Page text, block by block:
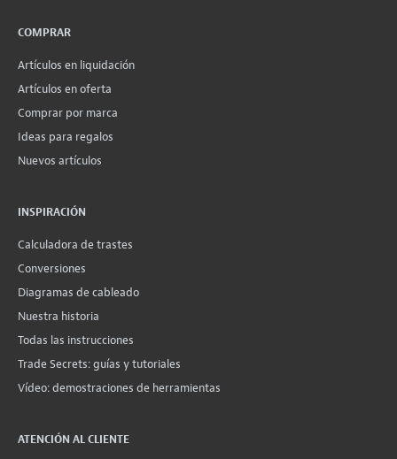
COMPRAR
Artículos en liquidación
Artículos en oferta
Comprar por marca
Ideas para regalos
Nuevos artículos
INSPIRACIÓN
Calculadora de trastes
Conversiones
Diagramas de cableado
Nuestra historia
Todas las instrucciones
Trade Secrets: guías y tutoriales
Vídeo: demostraciones de herramientas
ATENCIÓN AL CLIENTE